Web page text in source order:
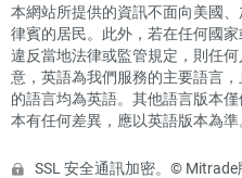
本網站所提供的資訊不面向美國
律賓的居民。此外，若在任何國
違反當地法律或監管規定，則任
意，英語為我們服務的主要語言
的語言均為英語。其他語言版本
本有任何差異，應以英語版本為準
SSL 安全通訊加密。© Mitrade